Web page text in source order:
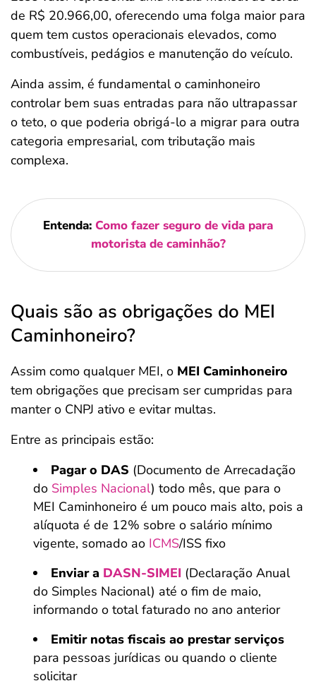
de R$ 20.966,00, oferecendo uma folga maior para
quem tem custos operacionais elevados, como
combustíveis, pedágios e manutenção do veículo.
Ainda assim, é fundamental o caminhoneiro
controlar bem suas entradas para não ultrapassar
o teto, o que poderia obrigá-lo a migrar para outra
categoria empresarial, com tributação mais
complexa.
Entenda: Como fazer seguro de vida para
motorista de caminhão?
Quais são as obrigações do MEI
Caminhoneiro?
Assim como qualquer MEI, o MEI Caminhoneiro
tem obrigações que precisam ser cumpridas para
manter o CNPJ ativo e evitar multas.
Entre as principais estão:
Pagar o DAS (Documento de Arrecadação
do Simples Nacional) todo mês, que para o
MEI Caminhoneiro é um pouco mais alto, pois a
alíquota é de 12% sobre o salário mínimo
vigente, somado ao ICMS/ISS fixo
Enviar a DASN-SIMEI (Declaração Anual
do Simples Nacional) até o fim de maio,
informando o total faturado no ano anterior
Emitir notas fiscais ao prestar serviços
para pessoas jurídicas ou quando o cliente
solicitar